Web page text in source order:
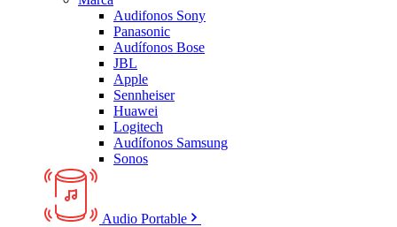
Audifonos Sony
Panasonic
Audífonos Bose
JBL
Apple
Sennheiser
Huawei
Logitech
Audífonos Samsung
Sonos
Audio Portable